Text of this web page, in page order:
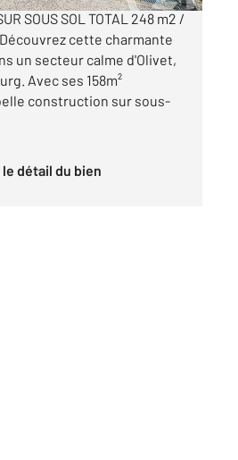
SOUS SOL TOTAL 248 m2 /
cette charmante
un secteur calme d'Olivet,
Avec ses 158m²
construction sur sous-
le détail du bien